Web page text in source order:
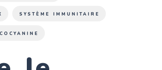
SYSTÈME IMMUNITAIRE